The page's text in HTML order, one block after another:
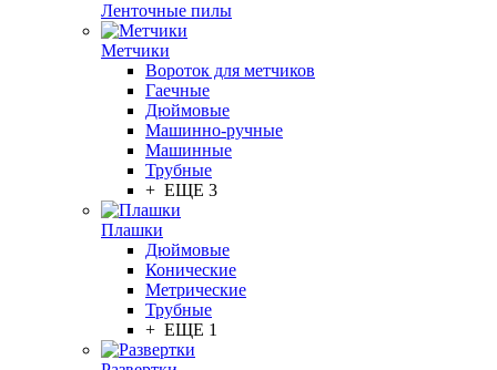
Ленточные пилы
Метчики
Вороток для метчиков
Гаечные
Дюймовые
Машинно-ручные
Машинные
Трубные
+ ЕЩЕ 3
Плашки
Дюймовые
Конические
Метрические
Трубные
+ ЕЩЕ 1